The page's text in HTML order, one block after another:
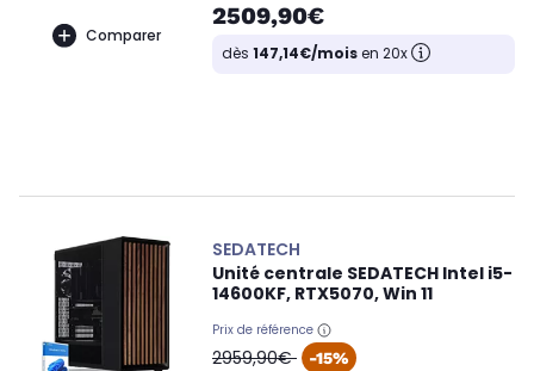
Comparer
2509,90€
dès 147,14€/moisen 20x
SEDATECH
Unité centrale SEDATECH Intel i5-
14600KF, RTX5070, Win 11
Prix de référence
oldPrice
2959,90€ -15%